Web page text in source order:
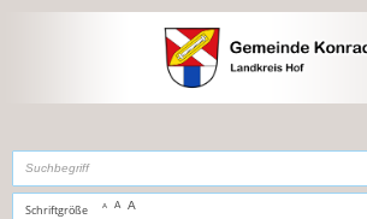
,zur Navigationoderzur Startseitespringen.
Schriftgröße A A A